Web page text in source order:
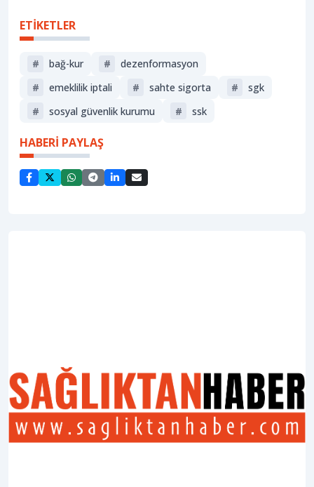
ETİKETLER
# bağ-kur #
dezenformasyon
#
emeklilik iptali # sahte sigorta #
sgk
#
sosyal güvenlik kurumu # ssk
HABERİ PAYLAŞ